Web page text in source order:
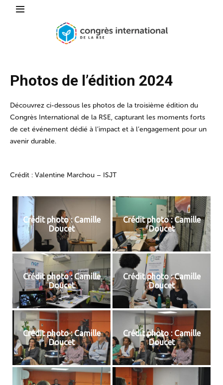
Photos de l’édition 2024
Découvrez ci-dessous les photos de la troisième édition du
Congrès International de la RSE, capturant les moments forts
de cet événement dédié à l’impact et à l’engagement pour un
avenir durable.
Crédit : Valentine Marchou – ISJT
Crédit photo : Camille
Doucet
Crédit photo : Camille
Doucet
Crédit photo : Camille
Doucet
Crédit photo : Camille
Doucet
Crédit photo : Camille
Doucet
Crédit photo : Camille
Doucet